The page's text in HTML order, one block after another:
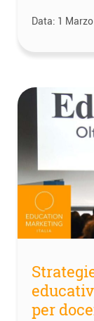
Data: 1
per